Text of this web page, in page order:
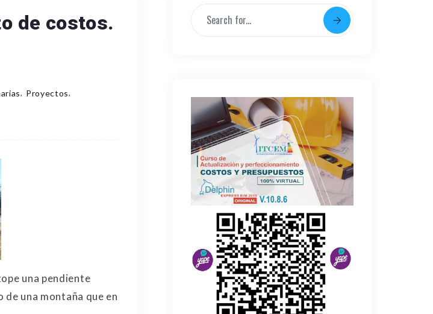
de costos.
, Proyectos,
una pendiente
una montaña que en